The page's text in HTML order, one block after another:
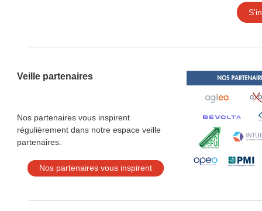
Veille partenaires
Nos partenaires vous inspirent
régulièrement dans notre espace veille
partenaires.
Nos partenaires vous inspirent